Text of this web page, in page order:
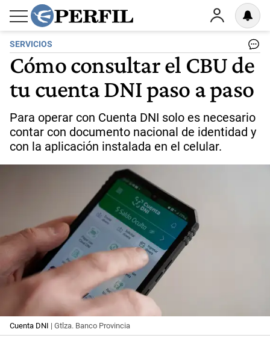
SERVICIOS
Cómo consultar el CBU de
tu cuenta DNI paso a paso
Para operar con Cuenta DNI solo es necesario
contar con documento nacional de identidad y
con la aplicación instalada en el celular.
Cuenta DNI | Gtlza. Banco Provincia